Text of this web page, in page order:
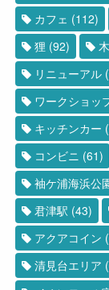
カフェ (112)
狸 (92)
リニューアル
ワークショッ
キッチンカー
コンビニ (61)
袖ケ浦海浜公
君津駅 (43)
アクアコイン
清見台エリア